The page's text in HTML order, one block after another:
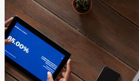
× 80°のノーマル
ードを切り替え
ることなく、単
うにします。遠